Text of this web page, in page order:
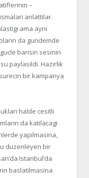
–
anlattilar.
ama ayni
da gundemde
barisin sesinin
paylasildi. Hazirlik
bir kampanya
halde cesitli
da katilacagi
yapilmasina,
duzenleyen bir
Istanbul’da
baslatilmasina